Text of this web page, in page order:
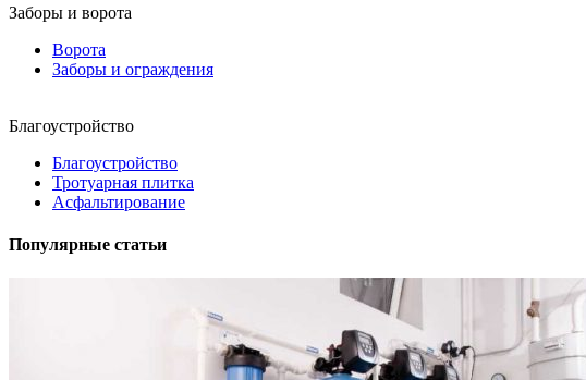
Заборы и ворота
Ворота
Заборы и ограждения
Благоустройство
Благоустройство
Тротуарная плитка
Асфальтирование
Популярные статьи